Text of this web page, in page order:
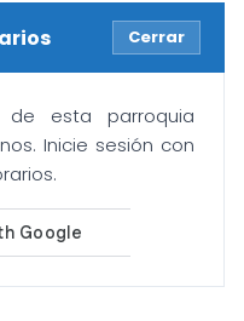
Cerrar
esta parroquia
Inicie sesión con